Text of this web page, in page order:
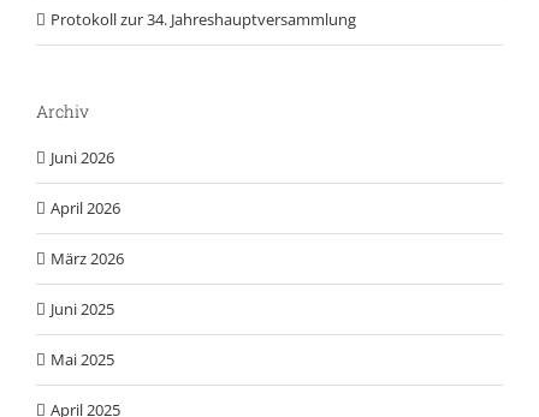
Protokoll zur 34. Jahreshauptversammlung
Archiv
Juni 2026
April 2026
März 2026
Juni 2025
Mai 2025
April 2025